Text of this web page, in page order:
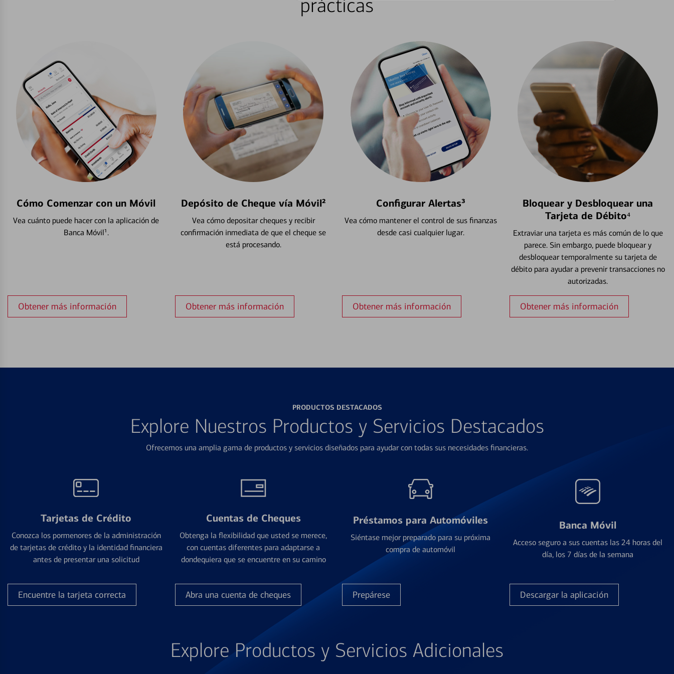
prácticas
Cómo Comenzar con un Móvil
Vea cuánto puede hacer con la aplicación de
Banca Móvil¹.
Obtener más información
Depósito de Cheque vía Móvil²
Vea cómo depositar cheques y recibir
confirmación inmediata de que el cheque se
está procesando.
Obtener más información
Configurar Alertas³
Vea cómo mantener el control de sus finanzas
desde casi cualquier lugar.
Obtener más información
Bloquear y Desbloquear una
Tarjeta de Débito⁴
Extraviar una tarjeta es más común de lo que
parece. Sin embargo, puede bloquear y
desbloquear temporalmente su tarjeta de
débito para ayudar a prevenir transacciones no
autorizadas.
Obtener más información
PRODUCTOS DESTACADOS
Explore Nuestros Productos y Servicios Destacados
Ofrecemos una amplia gama de productos y servicios diseñados para ayudar con todas sus necesidades financieras.
Tarjetas de Crédito
Conozca los pormenores de la administración
de tarjetas de crédito y la identidad financiera
antes de presentar una solicitud
Encuentre la tarjeta correcta
Cuentas de Cheques
Obtenga la flexibilidad que usted se merece,
con cuentas diferentes para adaptarse a
dondequiera que se encuentre en su camino
Abra una cuenta de cheques
Préstamos para Automóviles
Siéntase mejor preparado para su próxima
compra de automóvil
Prepárese
Banca Móvil
Acceso seguro a sus cuentas las 24 horas del
día, los 7 días de la semana
Descargar la aplicación
Explore Productos y Servicios Adicionales